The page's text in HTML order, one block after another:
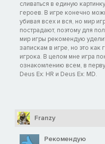
сливаться в единую
героев. В игре конечно
убивая всех и вся, но мир
пострадают, поэтому для
мир игры рекомендую
запискам в игре, но это как
игрока. В целом мне игра
ознакомлению всем, в
Deus Ex: HR и Deus Ex: MD.
Franzy
Рекомендую